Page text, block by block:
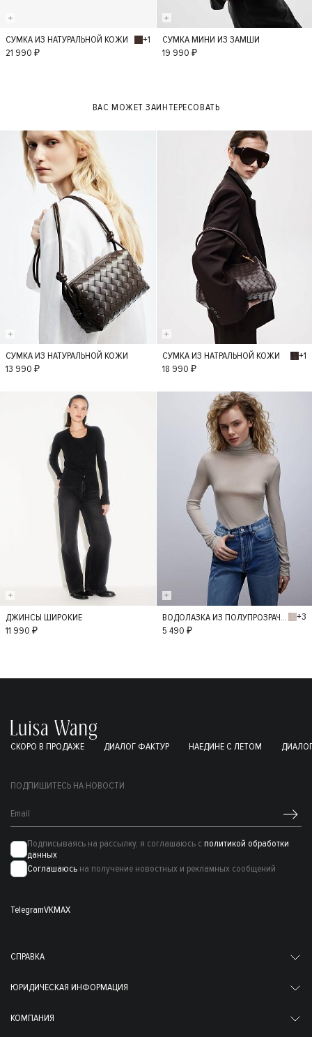
S
СУМКА ИЗ НАТУРАЛЬНОЙ КОЖИ
+1
21 990 ₽
S
СУМКА МИНИ ИЗ ЗАМШИ
19 990 ₽
ВАС МОЖЕТ ЗАИНТЕРЕСОВАТЬ
S
СУМКА ИЗ НАТУРАЛЬНОЙ КОЖИ
13 990 ₽
S
СУМКА ИЗ НАТРАЛЬНОЙ КОЖИ
+1
18 990 ₽
36
ДЖИНСЫ ШИРОКИЕ
11 990 ₽
M
ВОДОЛАЗКА ИЗ ПОЛУПРОЗРАЧНОГО ТРИКОТАЖА
+3
5 490 ₽
СКОРО В ПРОДАЖЕ ДИАЛОГ ФАКТУР НАЕДИНЕ С ЛЕТОМ
ПОДПИШИТЕСЬ НА НОВОСТИ
Подписываясь на рассылку, я соглашаюсь с политикой обработки
данных
Соглашаюсь на получение новостных и рекламных сообщений
TelegramVKMAX
СПРАВКА
ЮРИДИЧЕСКАЯ ИНФОРМАЦИЯ
КОМПАНИЯ